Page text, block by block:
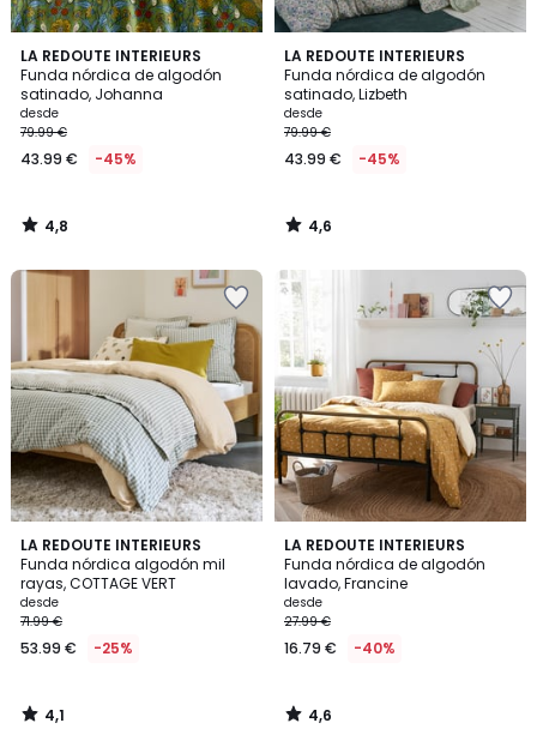
LA REDOUTE INTERIEURS
Funda nórdica de algodón
satinado, Johanna
desde
79.99 €
43.99 € -45%
4,8
/ 5
4,8
/
LA REDOUTE INTERIEURS
Funda nórdica de algodón
satinado, Lizbeth
desde
79.99 €
43.99 € -45%
4,6
/ 5
4,6
/
LA REDOUTE INTERIEURS
Funda nórdica algodón mil
rayas, COTTAGE VERT
desde
71.99 €
53.99 € -25%
4,1
/ 5
4,1
/
LA REDOUTE INTERIEURS
Funda nórdica de algodón
lavado, Francine
desde
27.99 €
16.79 € -40%
4,6
/ 5
4,6
/